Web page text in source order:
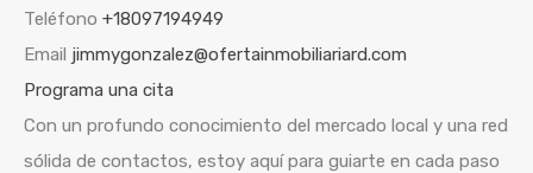
Teléfono +18097194949
Email jimmygonzalez@ofertainmobiliariard.com
Programa una cita
Con un profundo conocimiento del mercado local y una red
sólida de contactos, estoy aquí para guiarte en cada paso